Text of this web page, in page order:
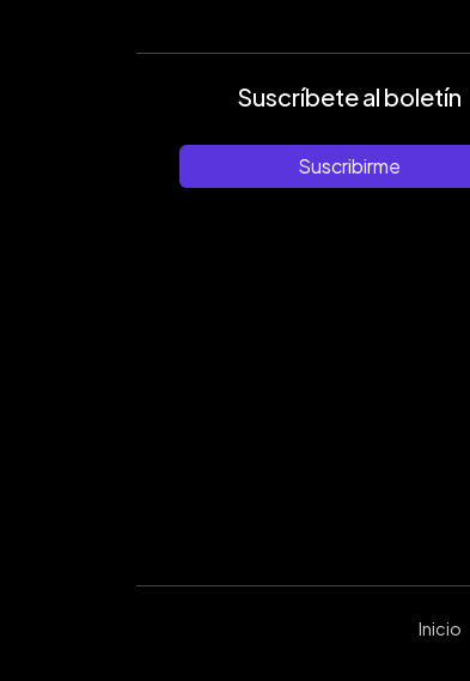
Suscríbete al boletín
Suscribirme
Inicio